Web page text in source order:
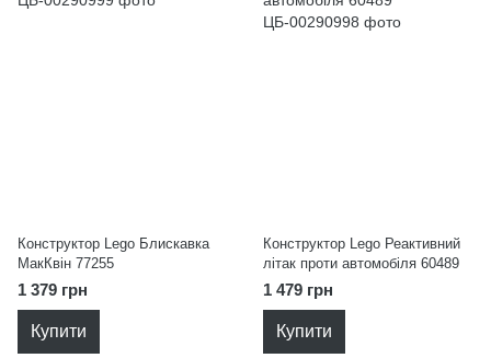
Конструктор Lego Блискавка
МакКвін 77255
1 379 грн
Купити
Конструктор Lego Реактивний
літак проти автомобіля 60489
1 479 грн
Купити